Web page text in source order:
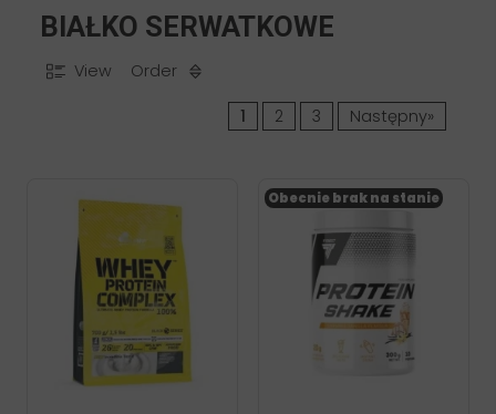
BIAŁKO SERWATKOWE
View Order
1 2 3 Następny»
Obecnie brak na stanie